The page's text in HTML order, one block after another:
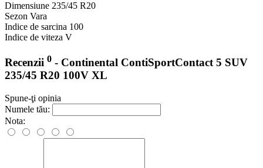
Dimensiune 235/45 R20
Sezon Vara
Indice de sarcina 100
Indice de viteza V
Recenzii 0 - Continental ContiSportContact 5 SUV
235/45 R20 100V XL
Spune-ţi opinia
Numele tău:
Nota: